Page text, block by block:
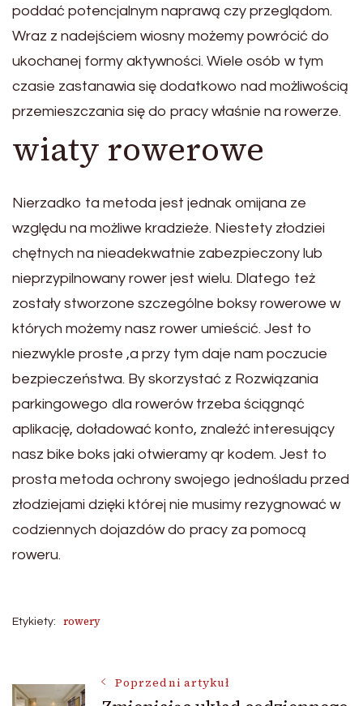
poddać potencjalnym naprawą czy przeglądom.
Wraz z nadejściem wiosny możemy powrócić do
ukochanej formy aktywności. Wiele osób w tym
czasie zastanawia się dodatkowo nad możliwością
przemieszczania się do pracy właśnie na rowerze.
wiaty rowerowe
Nierzadko ta metoda jest jednak omijana ze
względu na możliwe kradzieże. Niestety złodziei
chętnych na nieadekwatnie zabezpieczony lub
nieprzypilnowany rower jest wielu. Dlatego też
zostały stworzone szczególne boksy rowerowe w
których możemy nasz rower umieścić. Jest to
niezwykle proste ,a przy tym daje nam poczucie
bezpieczeństwa. By skorzystać z Rozwiązania
parkingowego dla rowerów trzeba ściągnąć
aplikację, doładować konto, znaleźć interesujący
nasz bike boks jaki otwieramy qr kodem. Jest to
prosta metoda ochrony swojego jednośladu przed
złodziejami dzięki której nie musimy rezygnować w
codziennych dojazdów do pracy za pomocą
roweru.
Etykiety: rowery
NawigacjaPoprzedni artykuł